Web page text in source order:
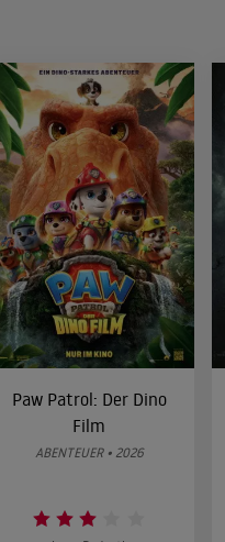
Paw Patrol: Der Dino
Film
ABENTEUER • 2026